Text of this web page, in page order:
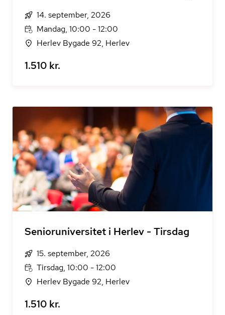
14. september, 2026
Mandag, 10:00 - 12:00
Herlev Bygade 92, Herlev
1.510 kr.
Senioruniversitet i Herlev - Tirsdag
15. september, 2026
Tirsdag, 10:00 - 12:00
Herlev Bygade 92, Herlev
1.510 kr.